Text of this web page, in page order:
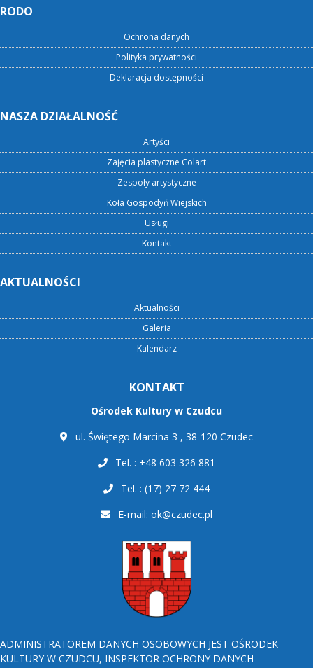
RODO
Ochrona danych
Polityka prywatności
Deklaracja dostępności
NASZA DZIAŁALNOŚĆ
Artyści
Zajęcia plastyczne Colart
Zespoły artystyczne
Koła Gospodyń Wiejskich
Usługi
Kontakt
AKTUALNOŚCI
Aktualności
Galeria
Kalendarz
KONTAKT
Ośrodek Kultury w Czudcu
ul. Świętego Marcina 3 , 38-120 Czudec
Tel. : +48 603 326 881
Tel. : (17) 27 72 444
E-mail: ok@czudec.pl
ADMINISTRATOREM DANYCH OSOBOWYCH JEST OŚRODEK
KULTURY W CZUDCU, INSPEKTOR OCHRONY DANYCH